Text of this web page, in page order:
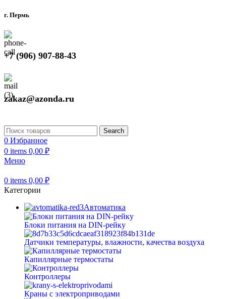
г. Пермь
+7 (906) 907-88-43
zakaz@azonda.ru
Search
0 Избранное
0 items 0,00 ₽
Меню
0 items 0,00 ₽
Категории
Автоматика
Блоки питания на DIN-рейку
Датчики температуры, влажности, качества воздуха
Капиллярные термостаты
Контроллеры
Краны с электроприводами